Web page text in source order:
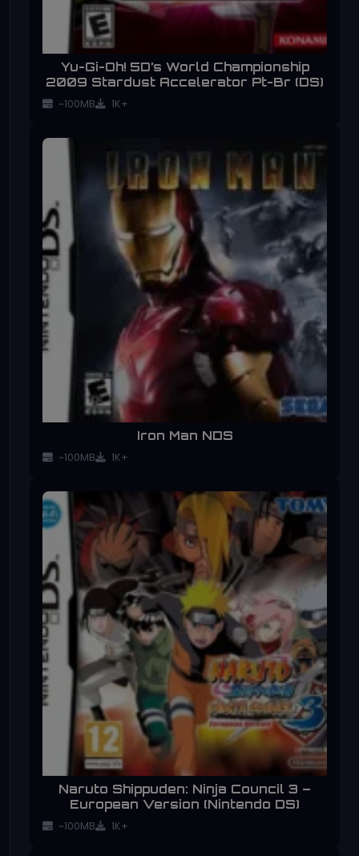
Yu-Gi-Oh! 5D’s World Championship
2009 Stardust Accelerator Pt-Br (DS)
~100MB 1K+
Iron Man NDS
~100MB 1K+
Naruto Shippuden: Ninja Council 3 –
European Version (Nintendo DS)
~100MB 1K+